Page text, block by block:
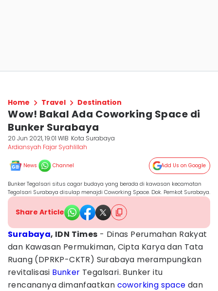
Home Travel Destination
Wow! Bakal Ada Coworking Space di
Bunker Surabaya
20 Jun 2021, 19:01 WIB Kota Surabaya
Ardiansyah Fajar Syahlillah
News Channel Add Us on Google
Bunker Tegalsari situs cagar budaya yang berada di kawasan kecamatan
Tegalsari Surabaya disulap menajdi Coworking Space. Dok. Pemkot Surabaya.
Share Article
Surabaya, IDN Times - Dinas Perumahan Rakyat
dan Kawasan Permukiman, Cipta Karya dan Tata
Ruang (DPRKP-CKTR) Surabaya merampungkan
revitalisasi Bunker Tegalsari. Bunker itu
rencananya dimanfaatkan coworking space dan